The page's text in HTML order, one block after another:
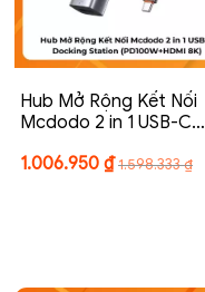
Hub Mở Rộng Kết Nối
Mcdodo 2 in 1 USB-C…
1.006.950 ₫1.598.333₫